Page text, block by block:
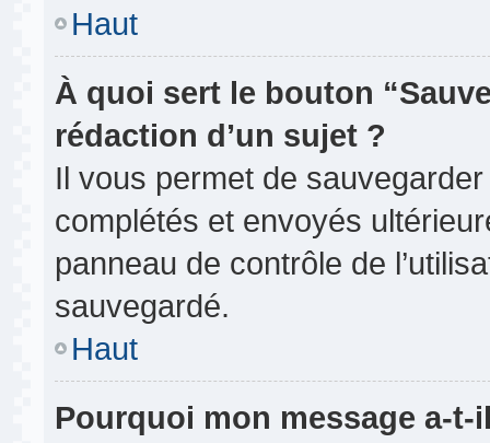
Haut
À quoi sert le bouton
rédaction d’un sujet ?
Il vous permet de
complétés et envoyés
panneau de contrôle de
sauvegardé.
Haut
Pourquoi mon message a-t-